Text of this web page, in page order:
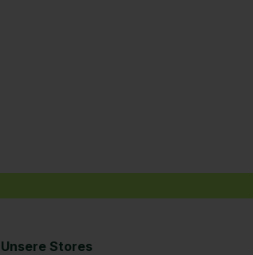
Unsere Stores